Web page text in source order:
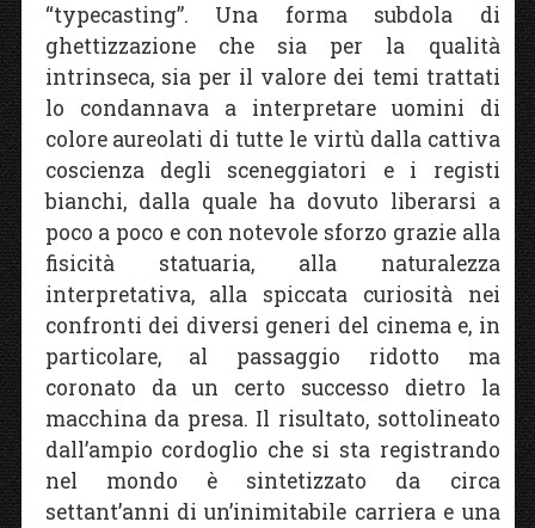
“typecasting”. Una forma subdola di
ghettizzazione che sia per la qualità
intrinseca, sia per il valore dei temi trattati
lo condannava a interpretare uomini di
colore aureolati di tutte le virtù dalla cattiva
coscienza degli sceneggiatori e i registi
bianchi, dalla quale ha dovuto liberarsi a
poco a poco e con notevole sforzo grazie alla
fisicità statuaria, alla naturalezza
interpretativa, alla spiccata curiosità nei
confronti dei diversi generi del cinema e, in
particolare, al passaggio ridotto ma
coronato da un certo successo dietro la
macchina da presa. Il risultato, sottolineato
dall’ampio cordoglio che si sta registrando
nel mondo è sintetizzato da circa
settant’anni di un’inimitabile carriera e una